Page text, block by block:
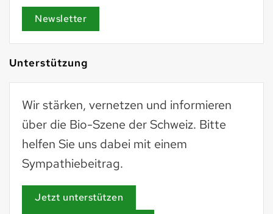
Newsletter
Unterstützung
Wir stärken, vernetzen und informieren
über die Bio-Szene der Schweiz. Bitte
helfen Sie uns dabei mit einem
Sympathiebeitrag.
Jetzt unterstützen